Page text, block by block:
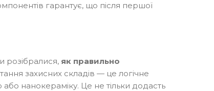
гарантує, що після першої
розібралися, як правильно
захисних складів — це логічне
або нанокераміку. Це не тільки додасть